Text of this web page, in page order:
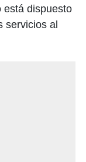
está dispuesto
servicios al